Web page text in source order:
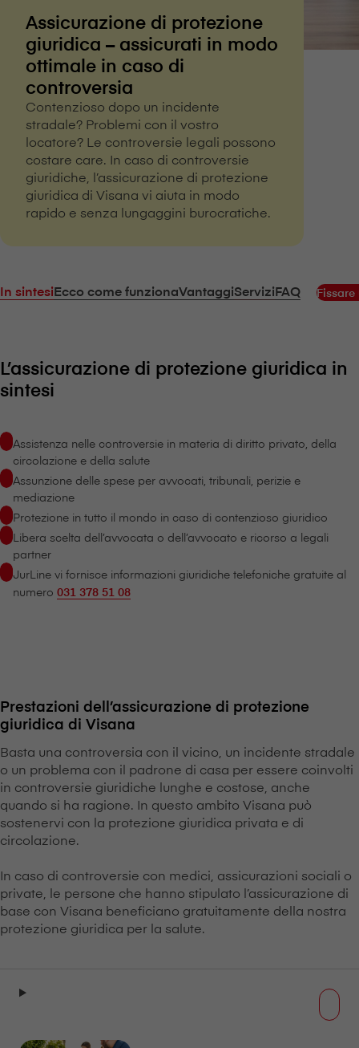
Assicurazione di protezione
giuridica – assicurati in modo
ottimale in caso di
controversia
Contenzioso dopo un incidente
stradale? Problemi con il vostro
locatore? Le controversie legali possono
costare care. In caso di controversie
giuridiche, l’assicurazione di protezione
giuridica di V⁠i⁠s⁠a⁠n⁠a vi aiuta in modo
rapido e senza lungaggini burocratiche.
In sintesiEcco come funzionaVantaggiServiziFAQ
L’assicurazione di protezione giuridica in
sintesi
Assistenza nelle controversie in materia di diritto privato, della
circolazione e della salute
Assunzione delle spese per avvocati, tribunali, perizie e
mediazione
Protezione in tutto il mondo in caso di contenzioso giuridico
Libera scelta dell’avvocata o dell’avvocato e ricorso a legali
partner
JurLine vi fornisce informazioni giuridiche telefoniche gratuite al
numero 031 378 51 08
Prestazioni dell’assicurazione di protezione
giuridica di V⁠i⁠s⁠a⁠n⁠a
Basta una controversia con il vicino, un incidente stradale
o un problema con il padrone di casa per essere coinvolti
in controversie giuridiche lunghe e costose, anche
quando si ha ragione. In questo ambito V⁠i⁠s⁠a⁠n⁠a può
sostenervi con la protezione giuridica privata e di
circolazione.
In caso di controversie con medici, assicurazioni sociali o
private, le persone che hanno stipulato l’assicurazione di
base con V⁠i⁠s⁠a⁠n⁠a beneficiano gratuitamente della nostra
protezione giuridica per la salute.